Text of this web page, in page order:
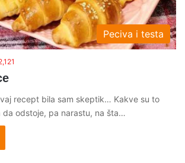
Peciva i testa
recept bila sam skeptik… Kakve su to
odstoje, pa narastu, na šta…